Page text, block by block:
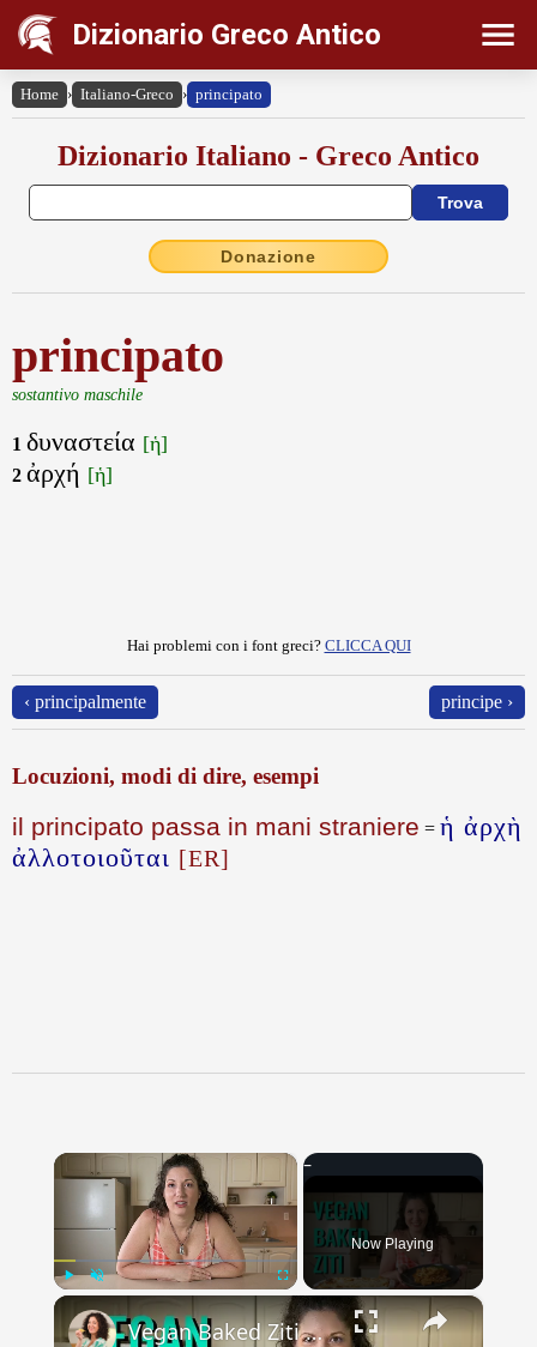
Dizionario Greco Antico
Home › Italiano-Greco › principato
Dizionario Italiano - Greco Antico
Donazione
principato
sostantivo maschile
1 δυναστεία [ἡ]
2 ἀρχή [ἡ]
Hai problemi con i font greci? CLICCA QUI
‹ principalmente principe ›
Locuzioni, modi di dire, esempi
il principato passa in mani straniere = ἡ ἀρχὴ
ἀλλοτοιοῦται [ER]
×
Fullscreen
Now Playing
×
Vegan Baked Ziti with Lentils, Tofu Ricotta, and Cashew Mozzarella